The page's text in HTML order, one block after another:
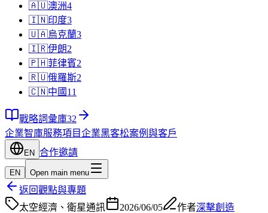
🇦🇺澳洲4
🇮🇳印度3
🇺🇦烏克蘭3
🇮🇷伊朗2
🇵🇭菲律賓2
🇷🇺俄羅斯2
🇨🇳中國 11
戰略詞彙庫32
企業智庫服務項目企業黑客松案例與客戶
EN 合作邀請
EN Open main menu
返回觀點與專題
太空經濟、衛星通訊
2026/06/05 作者深擊創造